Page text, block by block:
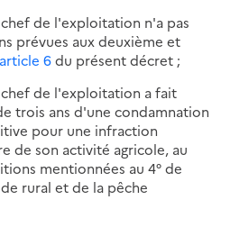
de l'exploitation n'a pas
prévues aux deuxième et
6du présent décret ;
de l'exploitation a fait
trois ans d'une condamnation
pour une infraction
de son activité agricole, au
mentionnées au 4° de
rural et de la pêche